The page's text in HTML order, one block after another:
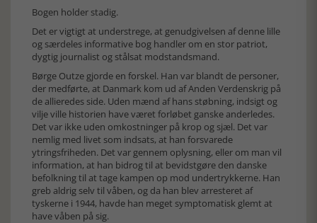
Bogen holder stadig.
Det er vigtigt at understrege, at genudgivelsen af denne lille
og særdeles informative bog handler om en stor patriot,
dygtig journalist og stålsat modstandsmand.
Børge Outze gjorde en forskel. Han var blandt de personer,
der medførte, at Danmark kom ud af Anden Verdenskrig på
de allieredes side. Uden mænd af hans støbning, indsigt og
vilje ville historien have været forløbet ganske anderledes.
Det var ikke uden omkostninger på krop og sjæl. Det var
nemlig med livet som indsats, at han forsvarede
ytringsfriheden. Det var gennem oplysning, eller om man vil
information, at han bidrog til at bevidstgøre den danske
befolkning til at tage kampen op mod undertrykkerne. Han
greb aldrig selv til våben, og da han blev arresteret af
tyskerne i 1944, havde han meget symptomatisk glemt at
have våben på sig.